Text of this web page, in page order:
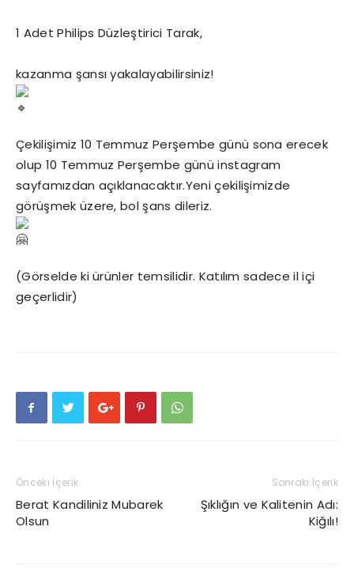
1 Adet Philips Düzleştirici Tarak,
kazanma şansı yakalayabilirsiniz!
Çekilişimiz 10 Temmuz Perşembe günü sona erecek
olup 10 Temmuz Perşembe günü instagram
sayfamızdan açıklanacaktır.Yeni çekilişimizde
görüşmek üzere, bol şans dileriz.
(Görselde ki ürünler temsilidir. Katılım sadece il içi
geçerlidir)
Önceki İçerik
Berat Kandiliniz Mubarek
Olsun
Sonraki İçerik
Şıklığın ve Kalitenin Adı:
Kiğılı!